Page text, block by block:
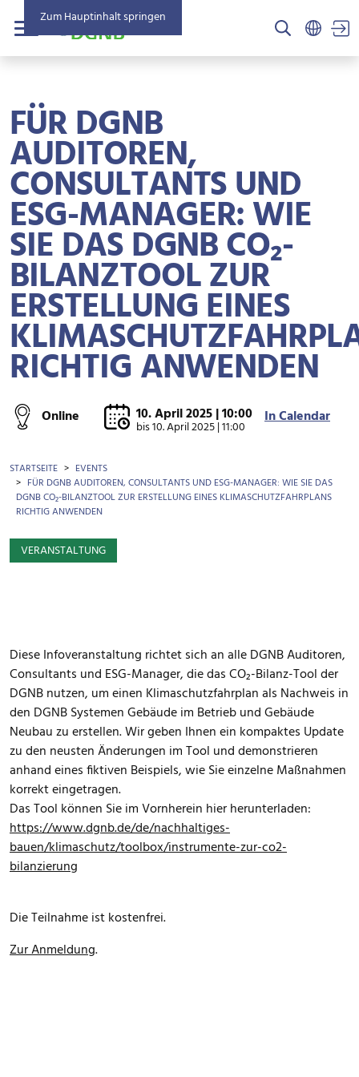
Zum Hauptinhalt springen
Menü
FÜR DGNB
AUDITOREN,
CONSULTANTS UND
ESG-MANAGER: WIE
SIE DAS DGNB CO₂-
BILANZTOOL ZUR
ERSTELLUNG EINES
RICHTIG ANWENDEN
Online 10. April 2025 | 10:00
bis10. April 2025 | 11:00 In Calendar
BROTKRÜMEL
STARTSEITE
EVENTS
FÜR DGNB AUDITOREN, CONSULTANTS UND ESG-MANAGER: WIE SIE DAS
DGNB CO₂-BILANZTOOL ZUR ERSTELLUNG EINES KLIMASCHUTZFAHRPLANS
RICHTIG ANWENDEN
VERANSTALTUNG
Diese Infoveranstaltung richtet sich an alle DGNB Auditoren,
Consultants und ESG-Manager, die das CO₂-Bilanz-Tool der
DGNB nutzen, um einen Klimaschutzfahrplan als Nachweis in
den DGNB Systemen Gebäude im Betrieb und Gebäude
Neubau zu erstellen. Wir geben Ihnen ein kompaktes Update
zu den neusten Änderungen im Tool und demonstrieren
anhand eines fiktiven Beispiels, wie Sie einzelne Maßnahmen
korrekt eingetragen.
Das Tool können Sie im Vornherein hier herunterladen:
https://www.dgnb.de/de/nachhaltiges-
bauen/klimaschutz/toolbox/instrumente-zur-co2-
bilanzierung
Die Teilnahme ist kostenfrei.
Zur Anmeldung.